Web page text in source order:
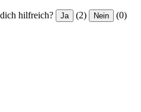
hilfreich? Ja (2) Nein (0)